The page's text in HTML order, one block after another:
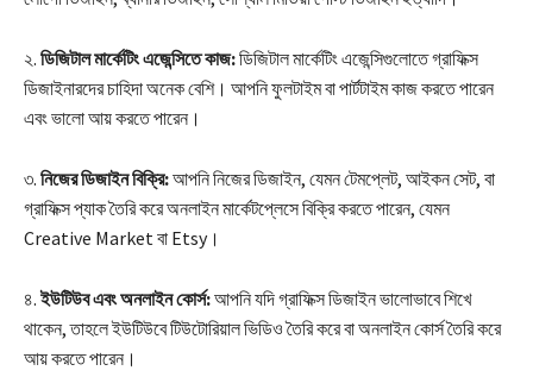
২. ডিজিটাল মার্কেটিং এজেন্সিতে কাজ:ডিজিটাল মার্কেটিং এজেন্সিগুলোতে গ্রাফিক্স
ডিজাইনারদের চাহিদা অনেক বেশি। আপনি ফুলটাইম বা পার্টটাইম কাজ করতে পারেন
এবং ভালো আয় করতে পারেন।
৩. নিজের ডিজাইন বিক্রি:আপনি নিজের ডিজাইন, যেমন টেমপ্লেট, আইকন সেট, বা
গ্রাফিক্স প্যাক তৈরি করে অনলাইন মার্কেটপ্লেসে বিক্রি করতে পারেন, যেমন
Creative Market বা Etsy।
৪.ইউটিউব এবং অনলাইন কোর্স:আপনি যদি গ্রাফিক্স ডিজাইন ভালোভাবে শিখে
থাকেন, তাহলে ইউটিউবে টিউটোরিয়াল ভিডিও তৈরি করে বা অনলাইন কোর্স তৈরি করে
আয় করতে পারেন।